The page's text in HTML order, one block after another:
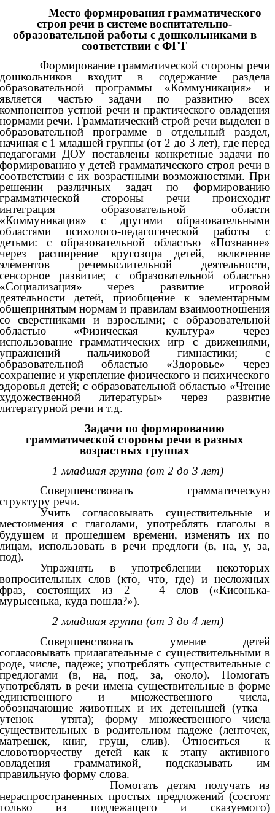
Место формирования грамматического
строя речи в системе воспитательно-
образовательной работы с дошкольниками в
соответствии с ФГТ
Формирование грамматической стороны речи
входит в содержание раздела
программы «Коммуникация» и
частью задачи по развитию всех
устной речи и практического овладения
речи. Грамматический строй речи выделен в
программе в отдельный раздел,
с 1 младшей группы (от 2 до 3 лет), где перед
ДОУ поставлены конкретные задачи по
у детей грамматического строя речи в
с их возрастными возможностями. При
различных задач по формированию
стороны речи происходит
образовательной области
с другими образовательными
психолого-педагогической работы с
с образовательной областью «Познание»
расширение кругозора детей, включение
речемыслительной деятельности,
развитие; с образовательной областью
через развитие игровой
детей, приобщение к элементарным
нормам и правилам взаимоотношения
сверстниками и взрослыми; с образовательной
«Физическая культура» через
грамматических игр с движениями,
пальчиковой гимнастики; с
областью «Здоровье» через
и укрепление физического и психического
детей; с образовательной областью «Чтение
литературы» через развитие
речи и т.д.
Задачи по формированию
грамматической стороны речи в разных
возрастных группах
1 младшая группа (от 2 до 3 лет)
Совершенствовать грамматическую
речи.
Учить согласовывать существительные и
с глаголами, употреблять глаголы в
и прошедшем времени, изменять их по
использовать в речи предлоги (в, на, у, за,
Упражнять в употреблении некоторых
слов (кто, что, где) и несложных
состоящих из 2 – 4 слов («Кисонька-
куда пошла?»).
2 младшая группа (от 3 до 4 лет)
Совершенствовать умение детей
прилагательные с существительными в
числе, падеже; употреблять существительные с
(в, на, под, за, около). Помогать
в речи имена существительные в форме
и множественного числа,
животных и их детенышей (утка –
– утята); форму множественного числа
в родительном падеже (ленточек,
книг, груш, слив). Относиться к
детей как к этапу активного
грамматикой, подсказывать им
форму слова.
Помогать детям получать из
простых предложений (состоят
из подлежащего и сказуемого)